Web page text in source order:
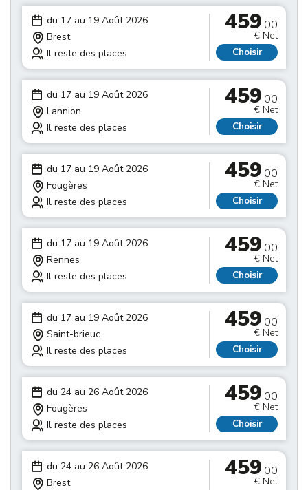
du 17 au 19 Août 2026
Brest
Il reste des places
459.00
€ Net
Choisir
du 17 au 19 Août 2026
Lannion
Il reste des places
459.00
€ Net
Choisir
du 17 au 19 Août 2026
Fougères
Il reste des places
459.00
€ Net
Choisir
du 17 au 19 Août 2026
Rennes
Il reste des places
459.00
€ Net
Choisir
du 17 au 19 Août 2026
Saint-brieuc
Il reste des places
459.00
€ Net
Choisir
du 24 au 26 Août 2026
Fougères
Il reste des places
459.00
€ Net
Choisir
du 24 au 26 Août 2026
Brest
459.00
€ Net